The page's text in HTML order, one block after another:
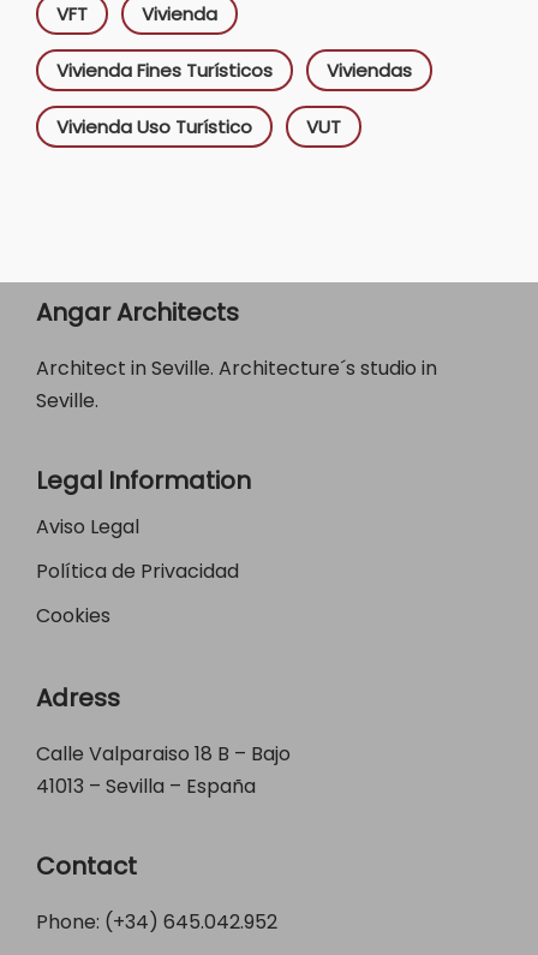
VFT Vivienda
Vivienda Fines Turísticos Viviendas
Vivienda Uso Turístico VUT
Angar Architects
Architect in Seville. Architecture´s studio in
Seville.
Legal Information
Aviso Legal
Política de Privacidad
Cookies
Adress
Calle Valparaiso 18 B – Bajo
41013 – Sevilla – España
Contact
Phone: (+34) 645.042.952